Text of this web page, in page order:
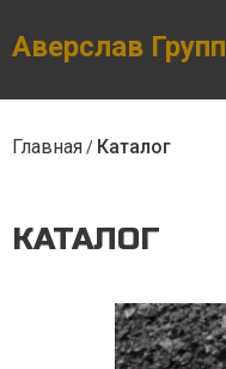
content
Аверслав Групп
Главная/ Каталог
КАТАЛОГ